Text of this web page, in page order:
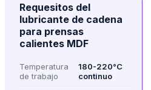
Requesitos del
lubricante de cadena
para prensas
calientes MDF
Temperatura
de trabajo
180-220°C
continuo